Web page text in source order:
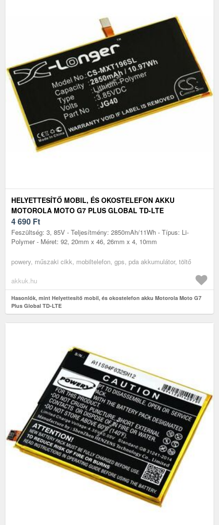
HELYETTESÍTŐ MOBIL, ÉS OKOSTELEFON AKKU
MOTOROLA MOTO G7 PLUS GLOBAL TD-LTE
4 690 Ft
Feszültség: 3, 85V - Teljesítmény: 2850mAh/11Wh - Típus: Li-
Polymer - Méret: 92, 20mm x 46, 26mm x 4, 10mm
powery, műszaki cikk, mobiltelefon, gps, pda akkumulátor, töltő
akkuk.hu
Hasonlók, mint Helyettesítő mobil, és okostelefon akku Motorola Moto G7
Plus Global TD-LTE